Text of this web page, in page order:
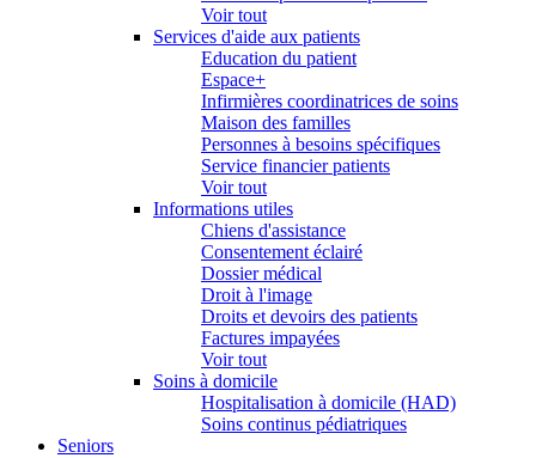
Voir tout
Services d'aide aux patients
Education du patient
Espace+
Infirmières coordinatrices de soins
Maison des familles
Personnes à besoins spécifiques
Service financier patients
Voir tout
Informations utiles
Chiens d'assistance
Consentement éclairé
Dossier médical
Droit à l'image
Droits et devoirs des patients
Factures impayées
Voir tout
Soins à domicile
Hospitalisation à domicile (HAD)
Soins continus pédiatriques
Seniors